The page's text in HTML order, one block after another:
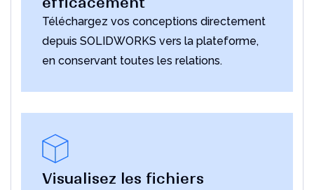
Téléchargez vos conceptions directement
depuis SOLIDWORKS vers la plateforme,
en conservant toutes les relations.
Visualisez les fichiers